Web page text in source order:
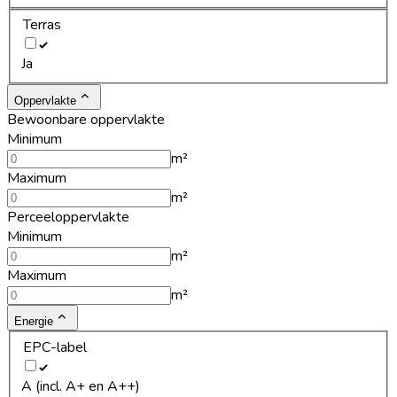
Terras
Ja
Oppervlakte
Bewoonbare oppervlakte
Minimum
m²
Maximum
m²
Perceeloppervlakte
Minimum
m²
Maximum
m²
Energie
EPC-label
A (incl. A+ en A++)